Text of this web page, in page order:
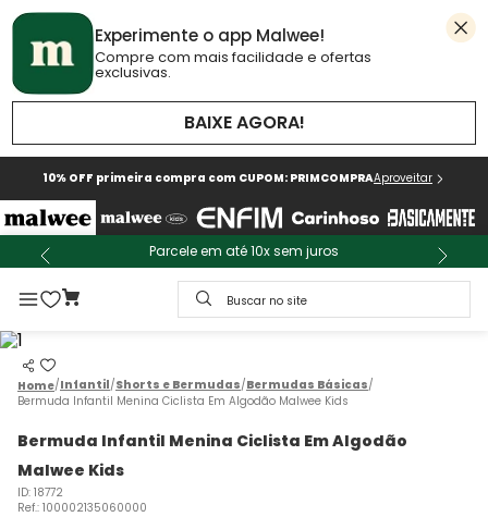
Experimente o app Malwee!
Compre com mais facilidade e ofertas
exclusivas.
BAIXE AGORA!
10% OFF primeira compra com CUPOM: PRIMCOMPRAAproveitar
Parcele em até 10x sem juros
Buscar no site
Infantil Shorts e Bermudas Bermudas Básicas
Bermuda Infantil Menina Ciclista Em Algodão Malwee Kids
Bermuda Infantil Menina Ciclista Em Algodão
Malwee Kids
ID: 18772
Ref.: 100002135060000